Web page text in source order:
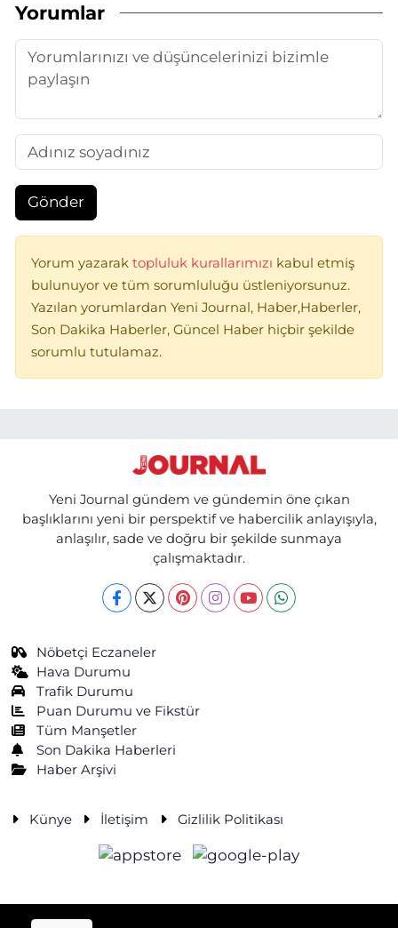
Yorumlar
Gönder
Yorum yazarak topluluk kurallarımızı kabul etmiş
bulunuyor ve tüm sorumluluğu üstleniyorsunuz.
Yazılan yorumlardan Yeni Journal, Haber,Haberler,
Son Dakika Haberler, Güncel Haber hiçbir şekilde
sorumlu tutulamaz.
Yeni Journal gündem ve gündemin öne çıkan
başlıklarını yeni bir perspektif ve habercilik anlayışıyla,
anlaşılır, sade ve doğru bir şekilde sunmaya
çalışmaktadır.
Nöbetçi Eczaneler
Hava Durumu
Trafik Durumu
Puan Durumu ve Fikstür
Tüm Manşetler
Son Dakika Haberleri
Haber Arşivi
Künye İletişim Gizlilik Politikası